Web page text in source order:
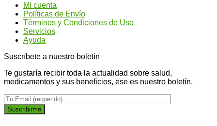
Ginseng?
Mi cuenta
Políticas de Envío
Términos y Condiciones de Uso
Servicios
Ayuda
Suscríbete a nuestro boletín
Te gustaría recibir toda la actualidad sobre salud,
medicamentos y sus beneficios, ese es nuestro boletín.